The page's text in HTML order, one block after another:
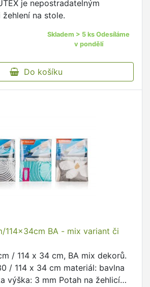
je nepostradatelným
na stole.
Skladem > 5 ks Odesíláme
v pondělí
Do košíku
114x34cm BA - mix variant či
/ 114 x 34 cm, BA mix dekorů.
/ 114 x 34 cm materiál: bavlna
výška: 3 mm Potah na žehlicí